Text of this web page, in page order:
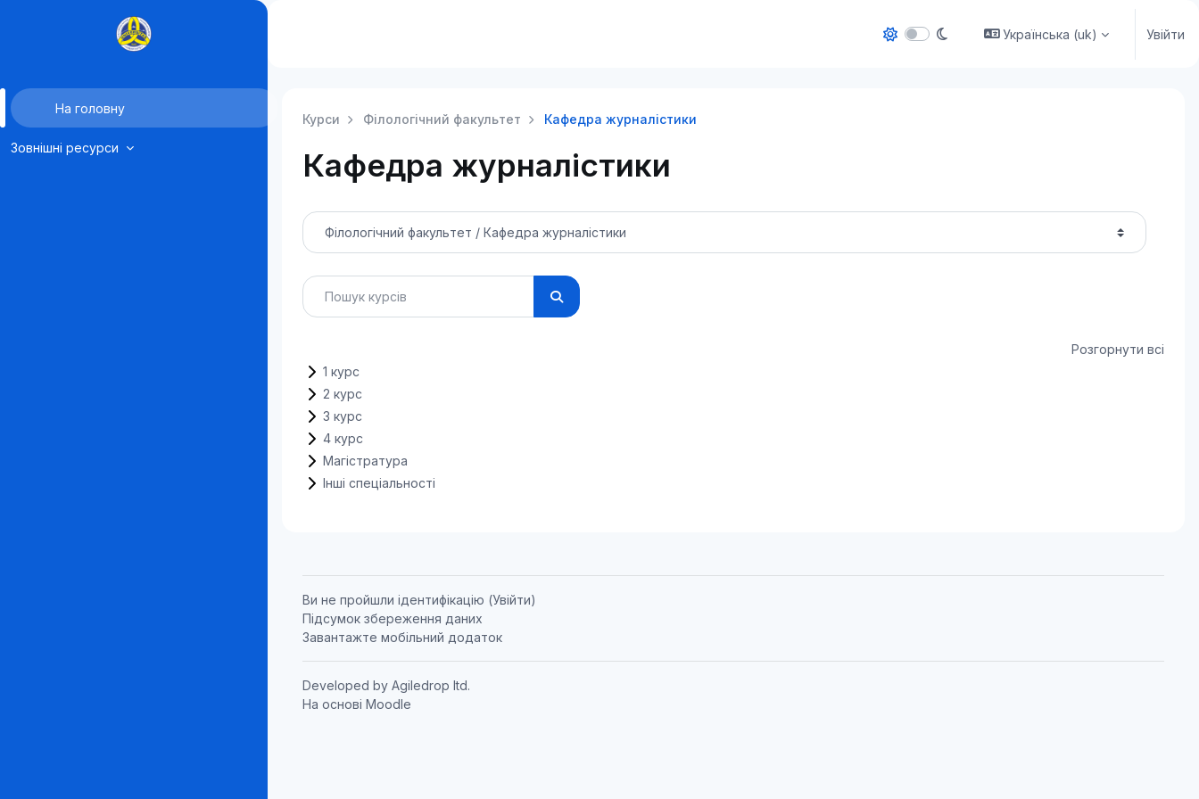
На головну
Зовнішні ресурси
Українська ‎(uk)‎ Увійти
Курси Філологічний факультет Кафедра журналістики
Кафедра журналістики
Категорії курсів
Пошук курсів
Пошук курсів
Розгорнути всі
1 курс
2 курс
3 курс
4 курс
Магістратура
Інші спеціальності
Ви не пройшли ідентифікацію (Увійти)
Підсумок збереження даних
Завантажте мобільний додаток
Developed by Agiledrop ltd.
На основі Moodle